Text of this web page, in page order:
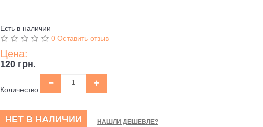
Есть в наличии
0 Оставить отзыв
Цена:
120 грн.
Количество
НЕТ В НАЛИЧИИ НАШЛИ ДЕШЕВЛЕ?